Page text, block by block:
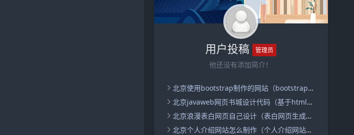
用户投稿 管理员
他还没有添加简介！
北京使用bootstrap制作的网站（bootstrap网页制作成品）
北京javaweb网页书城设计代码（基于html的网上书店代码）
北京浪漫表白网页自己设计（表白网页生成器）
北京个人介绍网站怎么制作（个人介绍网站怎么做）